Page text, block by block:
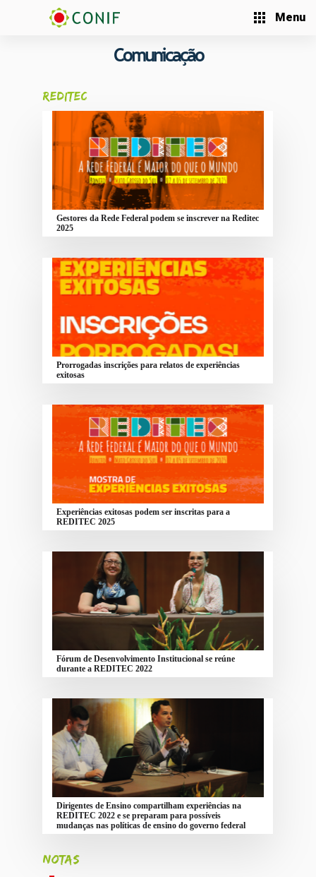
Menu
Comunicação
REDITEC
Gestores da Rede Federal podem se inscrever na Reditec
2025
Prorrogadas inscrições para relatos de experiências
exitosas
Experiências exitosas podem ser inscritas para a
REDITEC 2025
Fórum de Desenvolvimento Institucional se reúne
durante a REDITEC 2022
Dirigentes de Ensino compartilham experiências na
REDITEC 2022 e se preparam para possíveis
mudanças nas políticas de ensino do governo federal
NOTAS